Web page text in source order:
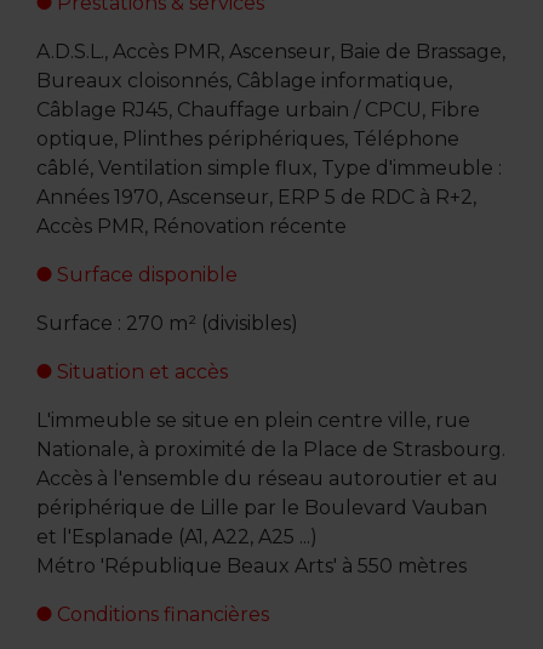
A.D.S.L., Accès PMR, Ascenseur, Baie de Brassage,
Bureaux cloisonnés, Câblage informatique,
Câblage RJ45, Chauffage urbain / CPCU, Fibre
optique, Plinthes périphériques, Téléphone
câblé, Ventilation simple flux, Type d'immeuble :
Années 1970, Ascenseur, ERP 5 de RDC à R+2,
Accès PMR, Rénovation récente
Surface disponible
Surface : 270 m² (divisibles)
Situation et accès
L'immeuble se situe en plein centre ville, rue
Nationale, à proximité de la Place de Strasbourg.
Accès à l'ensemble du réseau autoroutier et au
périphérique de Lille par le Boulevard Vauban
et l'Esplanade (A1, A22, A25 ...)
Métro 'République Beaux Arts' à 550 mètres
Conditions financières